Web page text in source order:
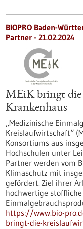
BIOPRO Baden-
Partner - 21.02.2024
MEiK bringt
Krankenhaus
„Medizinische
Kreislaufwirtschaft“
Konsortiums aus
Hochschulen unter
Partner werden vom
Klimaschutz mit
gefördert. Ziel ihrer
hochwertige
https://www.bio-
bringt-die-